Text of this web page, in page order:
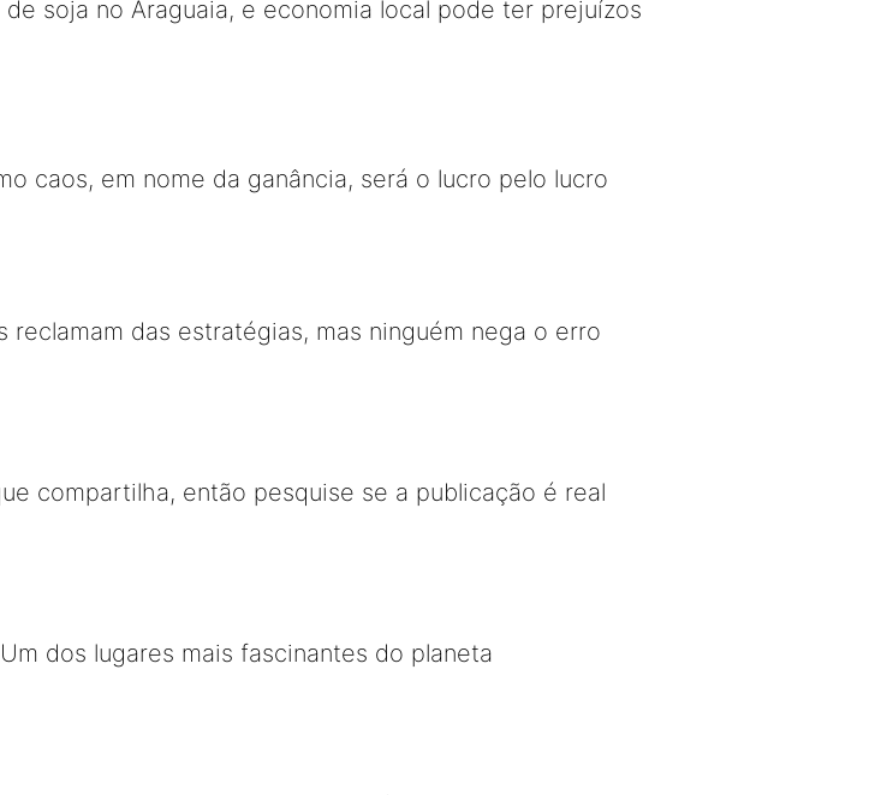
soja no Araguaia, e economia local pode ter prejuízos
caos, em nome da ganância, será o lucro pelo lucro
reclamam das estratégias, mas ninguém nega o erro
compartilha, então pesquise se a publicação é real
dos lugares mais fascinantes do planeta